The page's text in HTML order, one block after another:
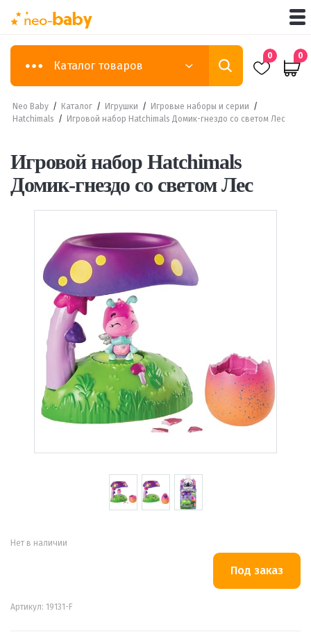
Каталог товаров
0 0
Neo Baby / Каталог / Игрушки / Игровые наборы и серии /
Hatchimals / Игровой набор Hatchimals Домик-гнездо со светом Лес
Игровой набор Hatchimals
Домик-гнездо со светом Лес
Нет в наличии
Артикул: 19131-F